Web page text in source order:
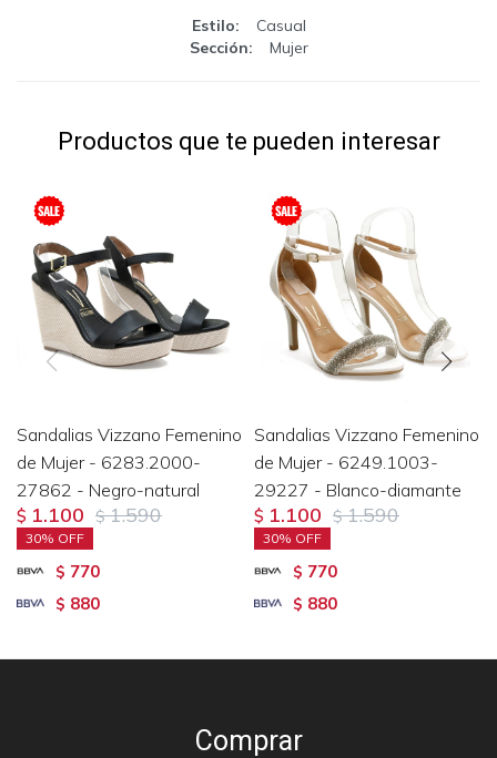
Estilo
Casual
Sección
Mujer
Productos que te pueden interesar
Sandalias Vizzano Femenino
de Mujer - 6283.2000-
27862 - Negro-natural
$ 1.100 $ 1.590
30
$ 770
$ 880
Sandalias Vizzano Femenino
de Mujer - 6249.1003-
29227 - Blanco-diamante
$ 1.100 $ 1.590
30
$ 770
$ 880
Comprar